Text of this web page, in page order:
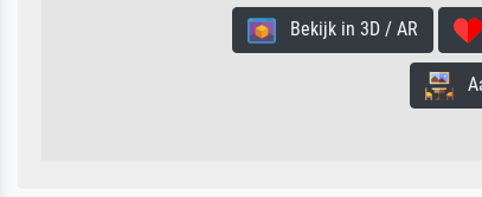
Bekijk in 3D / AR